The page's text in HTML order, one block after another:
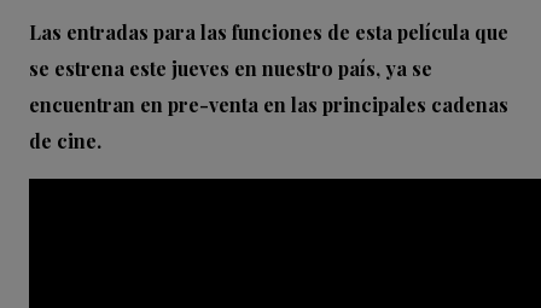
Las entradas para las funciones de esta película que
se estrena este jueves en nuestro país, ya se
encuentran en pre-venta en las principales cadenas
de cine.